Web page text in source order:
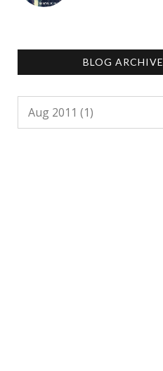
BLOG ARCHIVE